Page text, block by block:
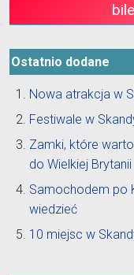
Ostatnio dodane
Nowa atrakcja w
Festiwale w
Zamki, które
do Wielkiej Brytanii
Samochodem po
wiedzieć
10 miejsc w